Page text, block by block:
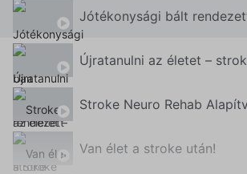
Jótékonysági bált
Újratanulni az életet –
Stroke Neuro Rehab
Van élet a stroke után!